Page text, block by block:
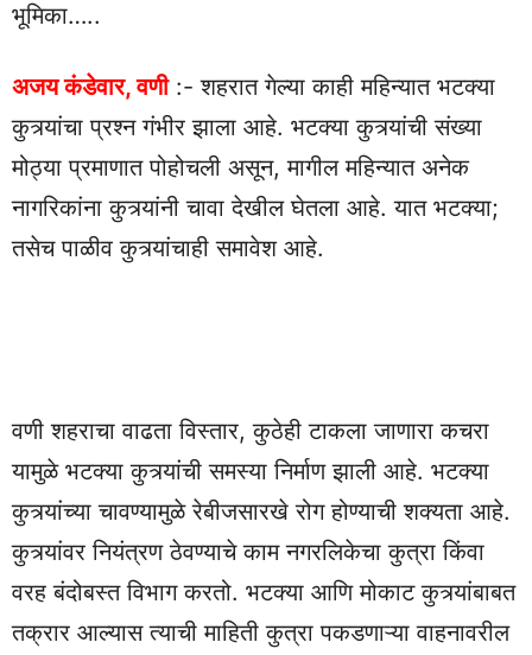
भूमिका…..
अजय कंडेवार, वणी:- शहरात गेल्या काही महिन्यात भटक्या
कुत्र्यांचा प्रश्न गंभीर झाला आहे. भटक्या कुत्र्यांची संख्या
मोठ्या प्रमाणात पोहोचली असून, मागील महिन्यात अनेक
नागरिकांना कुत्र्यांनी चावा देखील घेतला आहे. यात भटक्या;
तसेच पाळीव कुत्र्यांचाही समावेश आहे.
वणी शहराचा वाढता विस्तार, कुठेही टाकला जाणारा कचरा
यामुळे भटक्या कुत्र्यांची समस्या निर्माण झाली आहे. भटक्या
कुत्र्यांच्या चावण्यामुळे रेबीजसारखे रोग होण्याची शक्यता आहे.
कुत्र्यांवर नियंत्रण ठेवण्याचे काम नगरलिकेचा कुत्रा किंवा
वरह बंदोबस्त विभाग करतो. भटक्या आणि मोकाट कुत्र्यांबाबत
तक्रार आल्यास त्याची माहिती कुत्रा पकडणाऱ्या वाहनावरील